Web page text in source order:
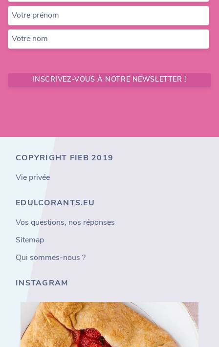
Votre prénom
Votre nom
INSCRIVEZ-VOUS À NOTRE NEWSLETTER !
COPYRIGHT FIEB 2019
Vie privée
EDULCORANTS.EU
Vos questions, nos réponses
Sitemap
Qui sommes-nous ?
INSTAGRAM